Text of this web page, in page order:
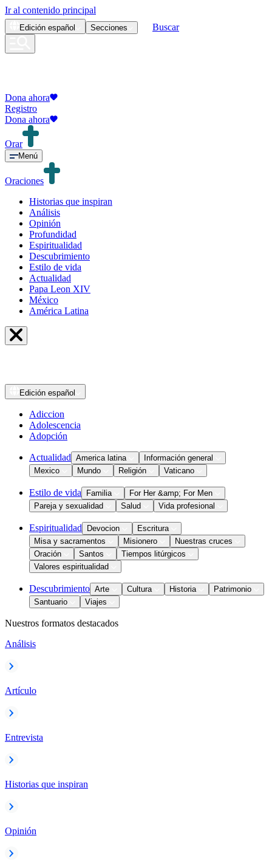
Ir al contenido principal
Edición español Secciones Buscar
Dona ahora
Registro
Dona ahora
Orar
Menú
Oraciones
Historias que inspiran
Análisis
Opinión
Profundidad
Espiritualidad
Descubrimiento
Estilo de vida
Actualidad
Papa Leon XIV
México
América Latina
Edición español
Adiccion
Adolescencia
Adopción
Actualidad America latina
Información general
Mexico
Mundo Religión Vaticano
Estilo de vida Familia
For Her &amp; For Men
Pareja y sexualidad
Salud Vida profesional
Espiritualidad Devocion
Escritura
Misa y sacramentos
Misionero
Nuestras cruces
Oración
Santos
Tiempos litúrgicos
Valores espiritualidad
Descubrimiento Arte Cultura Historia
Patrimonio
Santuario
Viajes
Nuestros formatos destacados
Análisis
Artículo
Entrevista
Historias que inspiran
Opinión